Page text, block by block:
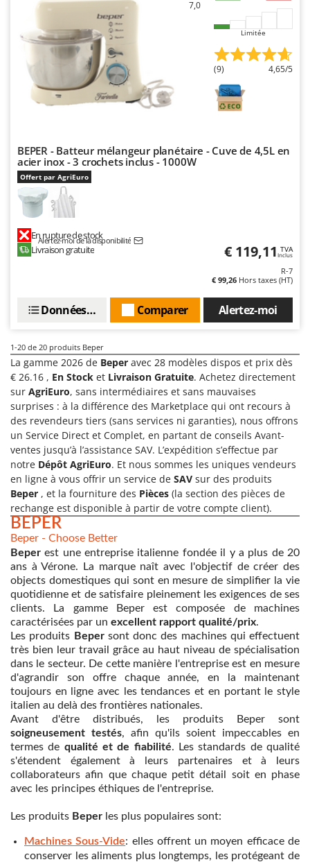
7,0
Limitée
(9) 4,65/5
BEPER - Batteur mélangeur planétaire - Cuve de 4,5L en
acier inox - 3 crochets inclus - 1000W
Offert par AgriEuro
En rupture de stock
Alertez-moi de la disponibilité
Livraison gratuite € 119,11 TVA
Inclus
R-7
€ 99,26 Hors taxes (HT)
Alertez-moi
Comparer
Données techniques
1-20 de 20 produits Beper
La gamme 2026 de Beper avec 28 modèles dispos et prix dès
€ 26.16 , En Stock et Livraison Gratuite. Achetez directement
sur AgriEuro, sans intermédiaires et sans mauvaises
surprises : à la différence des Marketplace qui ont recours à
des revendeurs tiers (sans services ni garanties), nous offrons
un Service Direct et Complet, en partant de conseils Avant-
ventes jusqu’à l’assistance SAV. L’expédition s’effectue par
notre Dépôt AgriEuro. Et nous sommes les uniques vendeurs
en ligne à vous offrir un service de SAV sur des produits
Beper , et la fourniture des Pièces (la section des pièces de
rechange est disponible à partir de votre compte client).
BEPER
Beper - Choose Better
Beper est une entreprise italienne fondée il y a plus de 20
ans à Vérone. La marque naît avec l'objectif de créer des
objects domestiques qui sont en mesure de simplifier la vie
quotidienne et de satisfaire pleinement les exigences de ses
clients. La gamme Beper est composée de machines
caractérisées par un excellent rapport qualité/prix.
Les produits Bepersont donc des machines qui effectuent
très bien leur travail grâce au haut niveau de spécialisation
dans le secteur. De cette manière l'entreprise est en mesure
d'agrandir son offre chaque année, en la maintenant
toujours en ligne avec les tendances et en portant le style
italien au delà des frontières nationales.
Avant d'être distribués, les produits Beper sont
soigneusement testés, afin qu'ils soient impeccables en
termes de qualité et de fiabilité. Les standards de qualité
s'étendent également à leurs partenaires et à leurs
collaborateurs afin que chaque petit détail soit en phase
avec les principes éthiques de l'entreprise.
Les produits Beper les plus populaires sont:
Machines Sous-Vide: elles offrent un moyen efficace de
conserver les aliments plus longtemps, les protégeant de